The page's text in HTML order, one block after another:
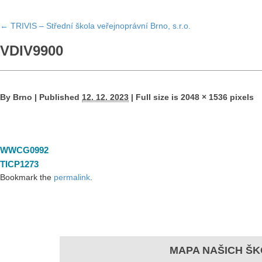
← TRIVIS – Střední škola veřejnoprávní Brno, s.r.o.
VDIV9900
By Brno | Published 12. 12. 2023 | Full size is 2048 × 1536 pixels
WWCG0992
TICP1273
Bookmark the permalink
MAPA NAŠICH